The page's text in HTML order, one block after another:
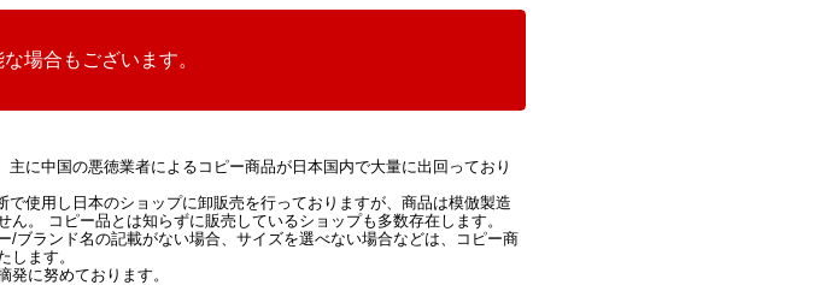
場合もございます。
に中国の悪徳業者によるコピー商品が日本国内で大量に出回っており
で使用し日本のショップに卸販売を行っておりますが、商品は模倣製造
。 コピー品とは知らずに販売しているショップも多数存在します。
ブランド名の記載がない場合、サイズを選べない場合などは、コピー商
します。
に努めております。